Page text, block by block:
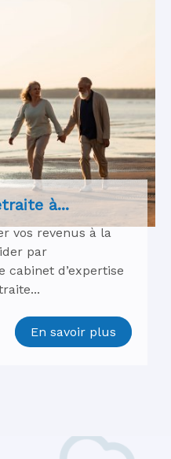
à...
vos revenus à la
par
cabinet d’expertise
En savoir plus